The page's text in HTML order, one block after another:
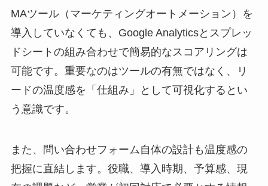
MAツール（マーケティングオートメーション）を
導入していなくても、Google Analyticsとスプレッ
ドシートの組み合わせで簡易的なスコアリングは
可能です。重要なのはツールの有無ではなく、リ
ードの温度感を「仕組み」として可視化するとい
う意識です。
また、問い合わせフォーム自体の設計も温度感の
把握に直結します。役職、導入時期、予算感、現